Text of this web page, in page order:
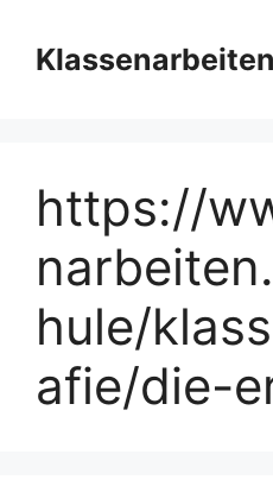
Inhalt
springen
https://
hule/
afie/die-